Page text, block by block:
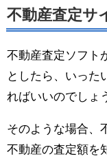
不動産査定サ
不動産査定ソフト
としたら、いった
ればいいのでしょ
そのような場合、
不動産の査定額を